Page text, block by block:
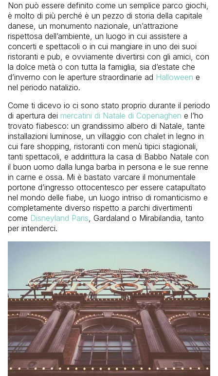
Non può essere definito come un semplice parco giochi,
è molto di più perché è un pezzo di storia della capitale
danese, un monumento nazionale, un’attrazione
rispettosa dell’ambiente, un luogo in cui assistere a
concerti e spettacoli o in cui mangiare in uno dei suoi
ristoranti e pub, e ovviamente divertirsi con gli amici, con
la dolce metà o con tutta la famiglia, sia d’estate che
d’inverno con le aperture straordinarie ad Halloween e
nel periodo natalizio.
Come ti dicevo io ci sono stato proprio durante il periodo
di apertura dei mercatini di Natale di Copenaghen e l’ho
trovato fiabesco: un grandissimo albero di Natale, tante
installazioni luminose, un villaggio con chalet in legno in
cui fare shopping, ristoranti con menù tipici stagionali,
tanti spettacoli, e addirittura la casa di Babbo Natale con
il buon uomo dalla lunga barba in persona e le sue renne
in carne e ossa. Mi è bastato varcare il monumentale
portone d’ingresso ottocentesco per essere catapultato
nel mondo delle fiabe, un luogo intriso di romanticismo e
completamente diverso rispetto a parchi divertimenti
come Disneyland Paris, Gardaland o Mirabilandia, tanto
per intenderci.